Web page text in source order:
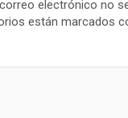
electrónico no
están marcados